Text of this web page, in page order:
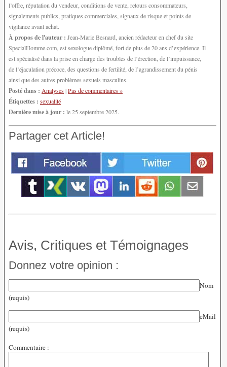
l’offre, réputation du vendeur, conditions de vente, retours consommateurs,
signalements publics, pratiques commerciales, signaux de risque et points de
vigilance avant achat.
À propos de l'auteur : Jean-Marie Besnard, ancien rédacteur en chef du site
SpecialHomme.com, est sexologue diplômé, fort de plus de 20 ans d’expérience. Il
est spécialisé dans la prise en charge des troubles de l’érection, de l’impuissance,
de l’éjaculation précoce, des questions de fertilité, de l’agrandissement du pénis
ainsi que des autres problèmes sexuels masculins.
Posté dans : Analyses|Pas de commentaires »
Étiquettes : sexualité
Dernière mise à jour : le 25 septembre 2025.
Partager cet Article!
Avis, Critiques et Témoignages
Donnez votre opinion :
Nom
(requis)
eMail
(requis)
Commentaire :